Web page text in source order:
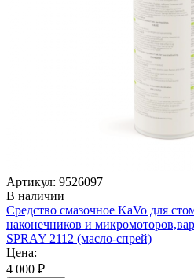
Артикул: 9526097
В наличии
Средство смазочное KaVo для
наконечников и
SPRAY 2112 (масло-спрей)
Цена:
4 000 ₽